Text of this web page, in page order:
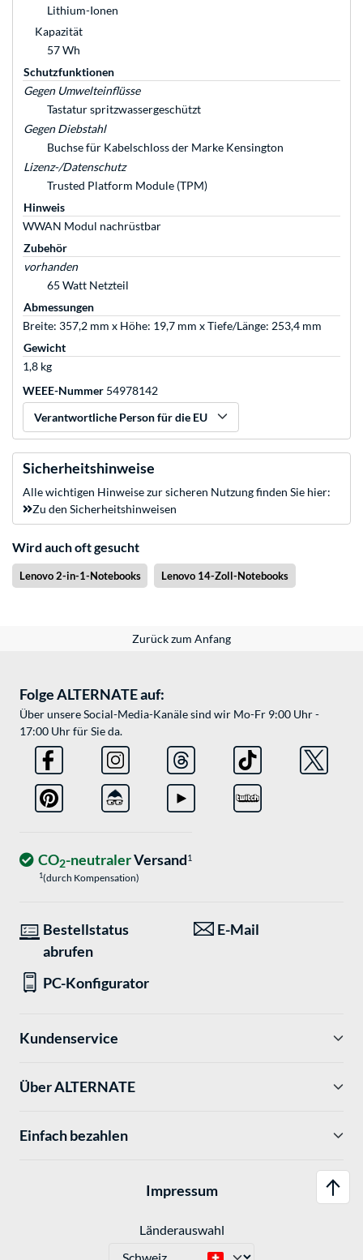
Lithium-Ionen
Kapazität
57 Wh
Schutzfunktionen
Gegen Umwelteinflüsse
Tastatur spritzwassergeschützt
Gegen Diebstahl
Buchse für Kabelschloss der Marke Kensington
Lizenz-/Datenschutz
Trusted Platform Module (TPM)
Hinweis
WWAN Modul nachrüstbar
Zubehör
vorhanden
65 Watt Netzteil
Abmessungen
Breite: 357,2 mm x Höhe: 19,7 mm x Tiefe/Länge: 253,4 mm
Gewicht
1,8 kg
WEEE-Nummer 54978142
Verantwortliche Person für die EU
Sicherheitshinweise
Alle wichtigen Hinweise zur sicheren Nutzung finden Sie hier:
Zu den Sicherheitshinweisen
Wird auch oft gesucht
Lenovo 2-in-1-Notebooks Lenovo 14-Zoll-Notebooks
Zurück zum Anfang
Folge ALTERNATE auf:
Über unsere Social-Media-Kanäle sind wir Mo-Fr 9:00 Uhr -
17:00 Uhr für Sie da.
CO2-neutralerVersand1
1(durch Kompensation)
Bestellstatus
abrufen
E-Mail
PC-Konfigurator
Kundenservice
Über ALTERNATE
Einfach bezahlen
Impressum
Länderauswahl